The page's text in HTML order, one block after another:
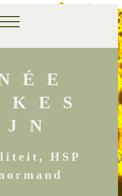
HSP